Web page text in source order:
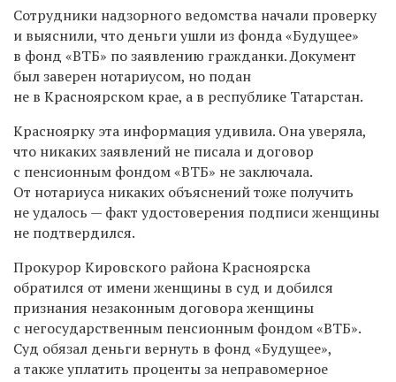
Сотрудники надзорного ведомства начали проверку
и выяснили, что деньги ушли из фонда «Будущее»
в фонд «ВТБ» по заявлению гражданки. Документ
был заверен нотариусом, но подан
не в Красноярском крае, а в республике Татарстан.
Красноярку эта информация удивила. Она уверяла,
что никаких заявлений не писала и договор
с пенсионным фондом «ВТБ» не заключала.
От нотариуса никаких объяснений тоже получить
не удалось — факт удостоверения подписи женщины
не подтвердился.
Прокурор Кировского района Красноярска
обратился от имени женщины в суд и добился
признания незаконным договора женщины
с негосударственным пенсионным фондом «ВТБ».
Суд обязал деньги вернуть в фонд «Будущее»,
а также уплатить проценты за неправомерное